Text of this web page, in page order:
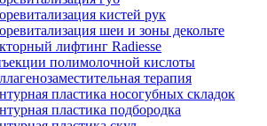
кистей рук
шеи и зоны декольте
лифтинг Radiesse
полимолочной кислоты
терапия
пластика носогубных складок
пластика подбородка